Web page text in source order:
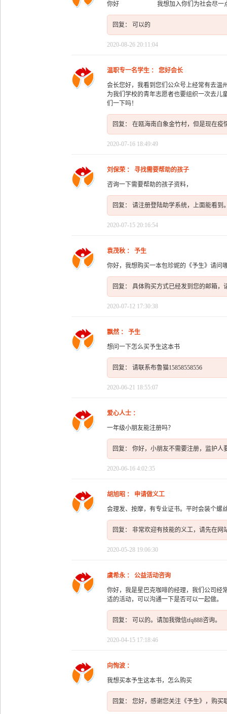
你好 我想加入你们为社会尽一点自
回复： 可以的
2020-08-26 20:11:04
温职专一名学生 ： 您好会长
会长您好，我看到您们公众号上经常有去温
为我们学校的青年志愿者也要组织一次去儿
们一下吗！
回复： 在瓯海南白象金竹村，但是现在疫
2020-07-16 18:49:49
刘保荣 ： 寻找需要帮助的孩子
咨询一下需要帮助的孩子资料，
回复： 请注册登陆助学系统，上面能看到
2020-07-15 20:16:54
袁茂秋 ： 予生
你好，我想购买一本包珍妮的《予生》请问
回复： 具体购买方式已经发到您的邮箱，
2020-07-12 17:30:38
飘然 ： 予生
想问一下怎么买予生这本书
回复： 请联系布鲁猫15858558556
2020-06-21 18:55:07
爱心人士 ：
一年级小朋友能注册吗？
回复： 你好，小朋友不需要注册，监护人
2020-06-16 4:02:35
胡旭昭 ： 申请做义工
会理发、按摩，有专业证书。平时会装个螺
回复： 非常欢迎有技能的义工，请先在网
2020-05-28 19:06:30
虞希永 ： 公益活动咨询
你好，我是星巴克咖啡的经理，我们公司经
适的活动，可以沟通一下是否可以一起做。
回复： 可以的。请加我微信tfq888咨询。
2020-04-15 17:18:46
向恂波 ：
我想买本予生这本书，怎么购买
回复： 您好，感谢您关注《予生》，购买